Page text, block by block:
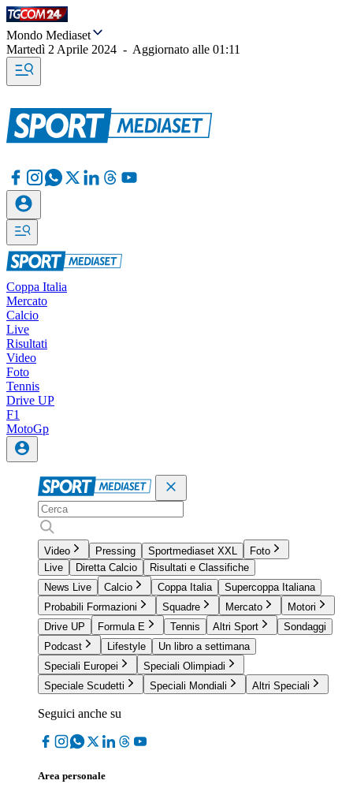
Mondo Mediaset
Martedì 2 Aprile 2024 - Aggiornato alle 01:11
Coppa Italia
Mercato
Calcio
Live
Risultati
Video
Foto
Tennis
Drive UP
F1
MotoGp
Video Pressing Sportmediaset XXL
Foto
Live
Diretta Calcio
Risultati e Classifiche
News Live
Calcio Coppa Italia
Supercoppa Italiana
Probabili Formazioni
Squadre Mercato
Motori
Drive UP
Formula E Tennis Altri Sport
Sondaggi
Podcast
Lifestyle
Un libro a settimana
Speciali Europei
Speciali Olimpiadi
Speciale Scudetti
Speciali Mondiali Altri Speciali
Seguici anche su
Area personale